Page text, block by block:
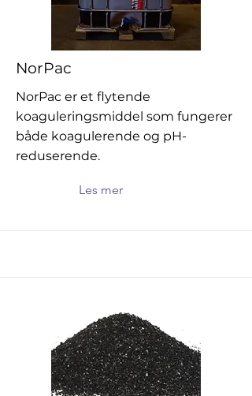
NorPac
NorPac er et flytende
koaguleringsmiddel som fungerer
både koagulerende og pH-
reduserende.
Les mer